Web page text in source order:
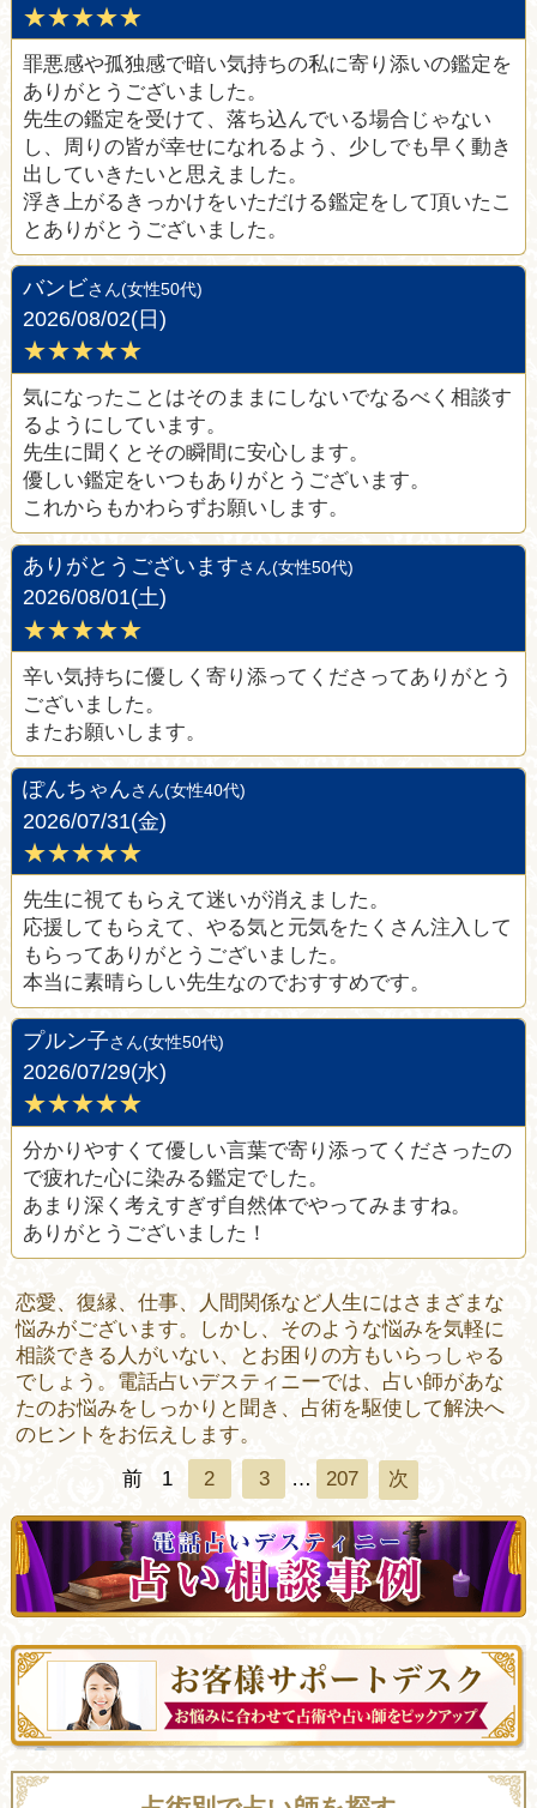
★★★★★
罪悪感や孤独感で暗い気持ちの私に寄り添いの鑑定を
ありがとうございました。
先生の鑑定を受けて、落ち込んでいる場合じゃない
し、周りの皆が幸せになれるよう、少しでも早く動き
出していきたいと思えました。
浮き上がるきっかけをいただける鑑定をして頂いたこ
とありがとうございました。
バンビさん(女性50代)
2026/08/02(日)
★★★★★
気になったことはそのままにしないでなるべく相談す
るようにしています。
先生に聞くとその瞬間に安心します。
優しい鑑定をいつもありがとうございます。
これからもかわらずお願いします。
ありがとうございますさん(女性50代)
2026/08/01(土)
★★★★★
辛い気持ちに優しく寄り添ってくださってありがとう
ございました。
またお願いします。
ぽんちゃんさん(女性40代)
2026/07/31(金)
★★★★★
先生に視てもらえて迷いが消えました。
応援してもらえて、やる気と元気をたくさん注入して
もらってありがとうございました。
本当に素晴らしい先生なのでおすすめです。
プルン子さん(女性50代)
2026/07/29(水)
★★★★★
分かりやすくて優しい言葉で寄り添ってくださったの
で疲れた心に染みる鑑定でした。
あまり深く考えすぎず自然体でやってみますね。
ありがとうございました！
恋愛、復縁、仕事、人間関係など人生にはさまざまな
悩みがございます。しかし、そのような悩みを気軽に
相談できる人がいない、とお困りの方もいらっしゃる
でしょう。電話占いデスティニーでは、占い師があな
たのお悩みをしっかりと聞き、占術を駆使して解決へ
のヒントをお伝えします。
前
1 2 3 … 207 次